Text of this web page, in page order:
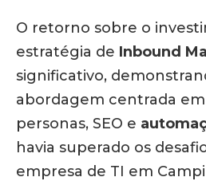
O retorno sobre o
estratégia de Inbound
significativo,
abordagem centrada
personas, SEO e
havia superado os
empresa de TI em